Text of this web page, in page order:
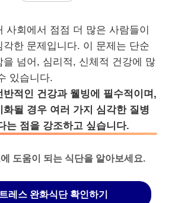
사회에서 점점 더 많은 사람들이
각한 문제입니다. 이 문제는 단순
을 넘어, 심리적, 신체적 건강에 많
있습니다.
반적인 건강과 웰빙에 필수적이며,
화될 경우 여러 가지 심각한 질병
는 점을 강조하고 싶습니다.
도움이 되는 식단을 알아보세요.
레스 완화식단 확인하기